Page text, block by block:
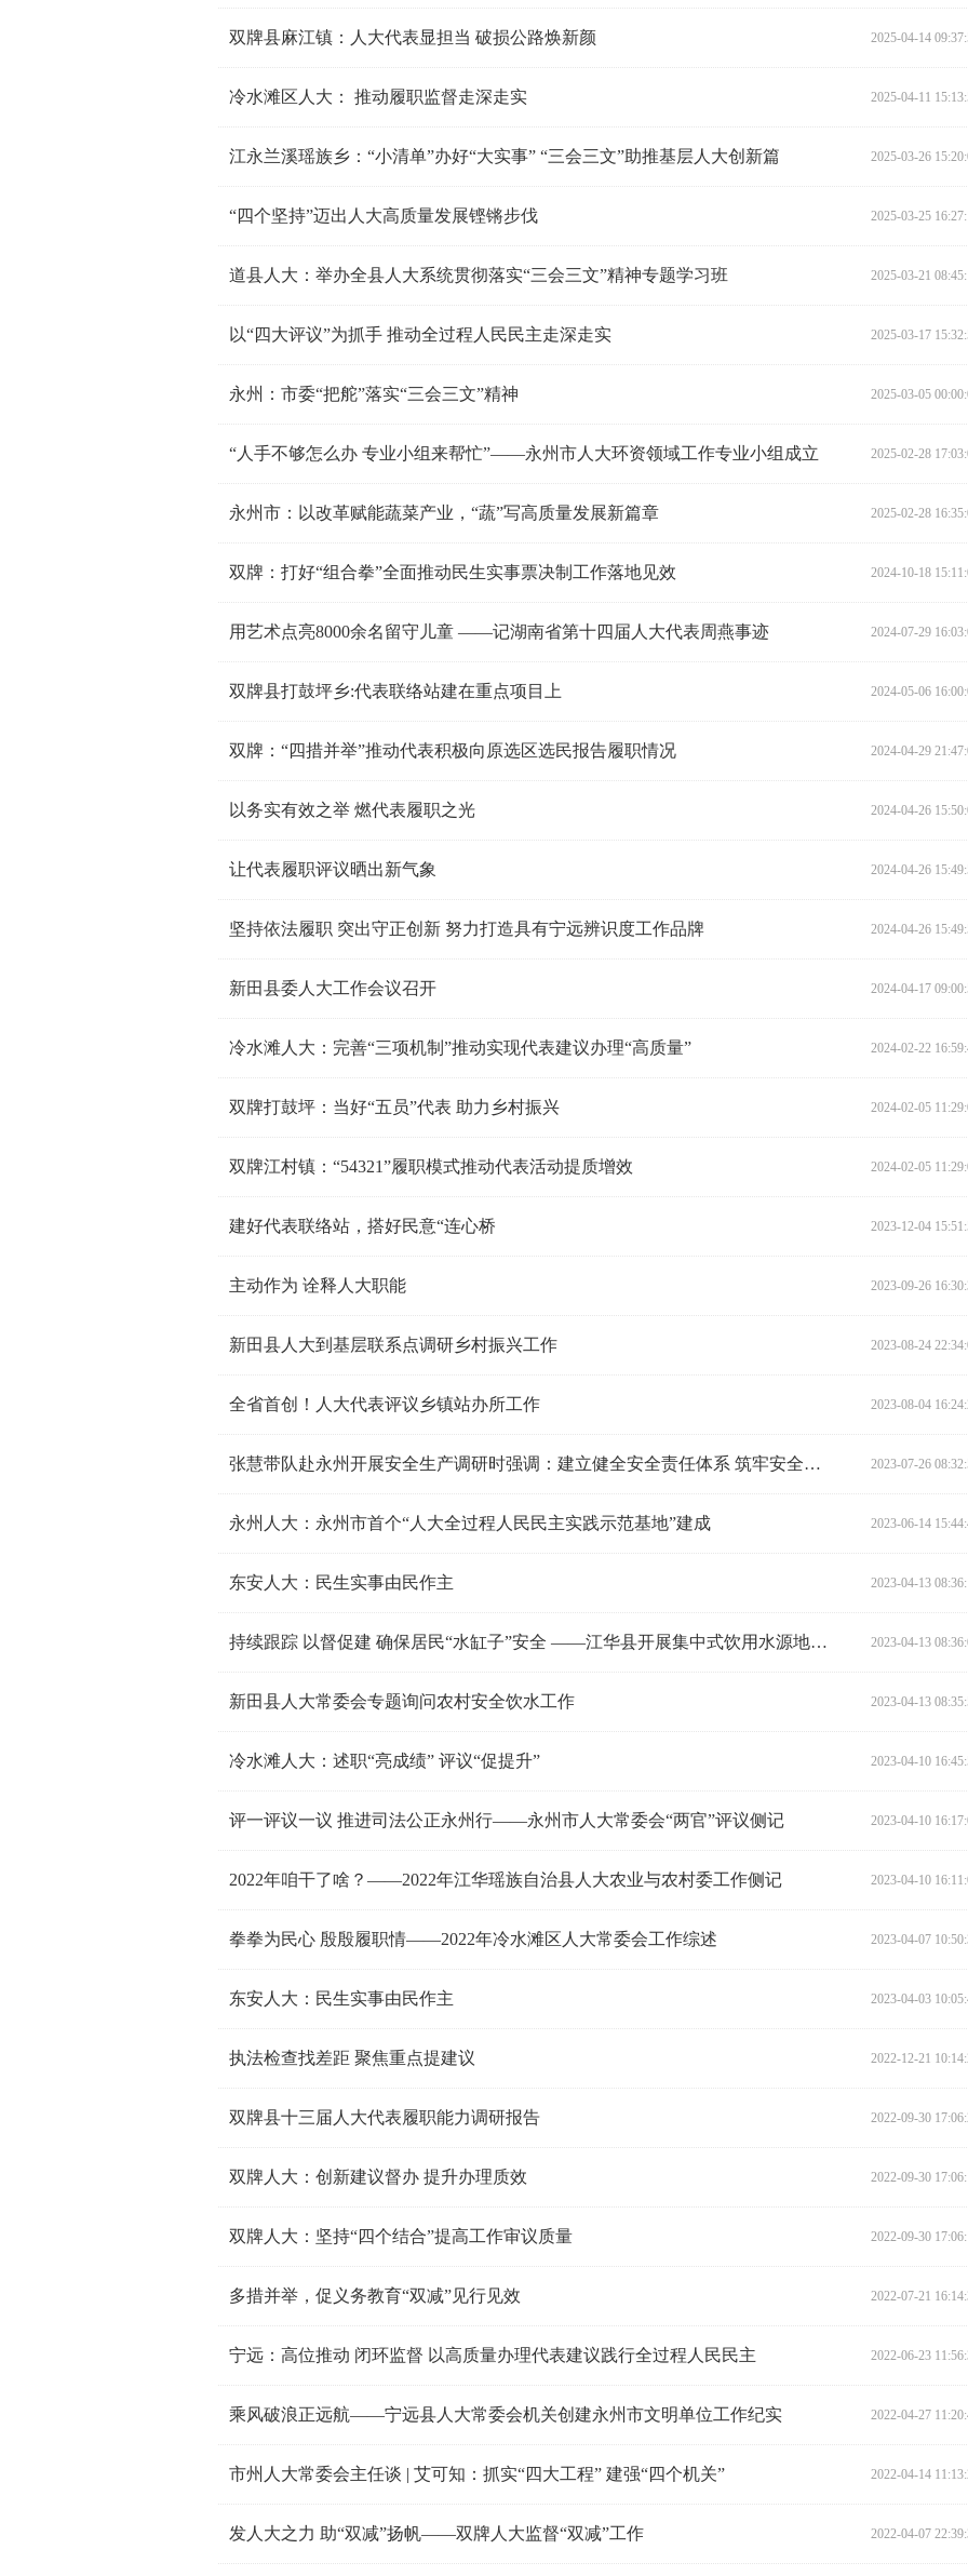
双牌县麻江镇：人大代表显担当 破损公路焕新颜 2025-04-14
冷水滩区人大： 推动履职监督走深走实 2025-04-11
江永兰溪瑶族乡：“小清单”办好“大实事” “三会三文”助推基层人大创新篇 2025-03-26
“四个坚持”迈出人大高质量发展铿锵步伐 2025-03-25
道县人大：举办全县人大系统贯彻落实“三会三文”精神专题学习班 2025-03-21
以“四大评议”为抓手 推动全过程人民民主走深走实 2025-03-17
永州：市委“把舵”落实“三会三文”精神 2025-03-05
“人手不够怎么办 专业小组来帮忙”——永州市人大环资领域工作专业小组成立 2025-02-28
永州市：以改革赋能蔬菜产业，“蔬”写高质量发展新篇章 2025-02-28
双牌：打好“组合拳”全面推动民生实事票决制工作落地见效 2024-10-18
用艺术点亮8000余名留守儿童 ——记湖南省第十四届人大代表周燕事迹 2024-07-29
双牌县打鼓坪乡:代表联络站建在重点项目上 2024-05-06
双牌：“四措并举”推动代表积极向原选区选民报告履职情况 2024-04-29
以务实有效之举 燃代表履职之光 2024-04-26
让代表履职评议晒出新气象 2024-04-26
坚持依法履职 突出守正创新 努力打造具有宁远辨识度工作品牌 2024-04-26
新田县委人大工作会议召开 2024-04-17
冷水滩人大：完善“三项机制”推动实现代表建议办理“高质量” 2024-02-22
双牌打鼓坪：当好“五员”代表 助力乡村振兴 2024-02-05
双牌江村镇：“54321”履职模式推动代表活动提质增效 2024-02-05
建好代表联络站，搭好民意“连心桥 2023-12-04
主动作为 诠释人大职能 2023-09-26
新田县人大到基层联系点调研乡村振兴工作 2023-08-24
全省首创！人大代表评议乡镇站办所工作 2023-08-04
张慧带队赴永州开展安全生产调研时强调：建立健全安全责任体系 筑牢安全生产防线 2023-07-26
永州人大：永州市首个“人大全过程人民民主实践示范基地”建成 2023-06-14
东安人大：民生实事由民作主 2023-04-13
持续跟踪 以督促建 确保居民“水缸子”安全 ——江华县开展集中式饮用水源地规范化建设专项督查 2023-04-13
新田县人大常委会专题询问农村安全饮水工作 2023-04-13
冷水滩人大：述职“亮成绩” 评议“促提升” 2023-04-10
评一评议一议 推进司法公正永州行——永州市人大常委会“两官”评议侧记 2023-04-10
2022年咱干了啥？——2022年江华瑶族自治县人大农业与农村委工作侧记 2023-04-10
拳拳为民心 殷殷履职情——2022年冷水滩区人大常委会工作综述 2023-04-07
东安人大：民生实事由民作主 2023-04-03
执法检查找差距 聚焦重点提建议 2022-12-21
双牌县十三届人大代表履职能力调研报告 2022-09-30
双牌人大：创新建议督办 提升办理质效 2022-09-30
双牌人大：坚持“四个结合”提高工作审议质量 2022-09-30
多措并举，促义务教育“双减”见行见效 2022-07-21
宁远：高位推动 闭环监督 以高质量办理代表建议践行全过程人民民主 2022-06-23
乘风破浪正远航——宁远县人大常委会机关创建永州市文明单位工作纪实 2022-04-27
市州人大常委会主任谈 | 艾可知：抓实“四大工程” 建强“四个机关” 2022-04-14
发人大之力 助“双减”扬帆——双牌人大监督“双减”工作 2022-04-07